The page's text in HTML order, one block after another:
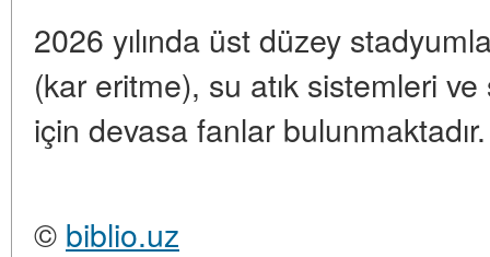
2026 yılında üst düzey
(kar eritme), su atık sistemleri
için devasa fanlar bulunmaktadır.
© biblio.uz